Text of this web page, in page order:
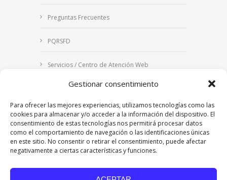
Gestionar consentimiento
Para ofrecer las mejores experiencias, utilizamos tecnologías como las
cookies para almacenar y/o acceder a la información del dispositivo. El
consentimiento de estas tecnologías nos permitirá procesar datos
como el comportamiento de navegación o las identificaciones únicas
en este sitio. No consentir o retirar el consentimiento, puede afectar
negativamente a ciertas características y funciones.
Preguntas Frecuentes
PQRSFD
Servicios / Centro de Atención Web
Correo Institucional
Notificaciones judiciales